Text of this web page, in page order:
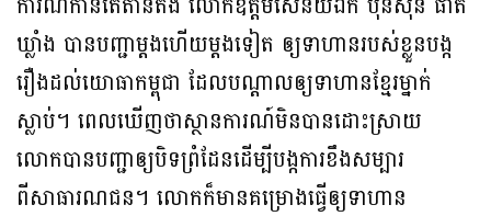
ឃ្លាំង បានបញ្ជាម្តងហើយម្តងទៀត ឲ្យទាហានរបស់ខ្លួនបង្ក
រឿងដល់យោធាកម្ពុជា ដែលបណ្តាលឲ្យទាហានខ្មែរម្នាក់
ស្លាប់។ ពេលឃើញថាស្ថានការណ៍មិនបានដោះស្រាយ
លោកបានបញ្ជាឲ្យបិទព្រំដែនដើម្បីបង្កការខឹងសម្បារ
ពីសាធារណជន។ លោកក៏មានគម្រោងធ្វើឲ្យទាហាន